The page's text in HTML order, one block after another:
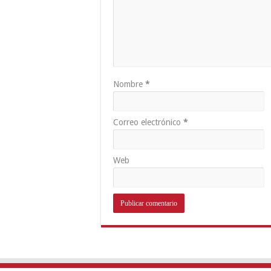
Nombre *
Correo electrónico *
Web